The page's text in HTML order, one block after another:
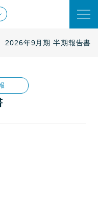
2026年9月期 半期報告書